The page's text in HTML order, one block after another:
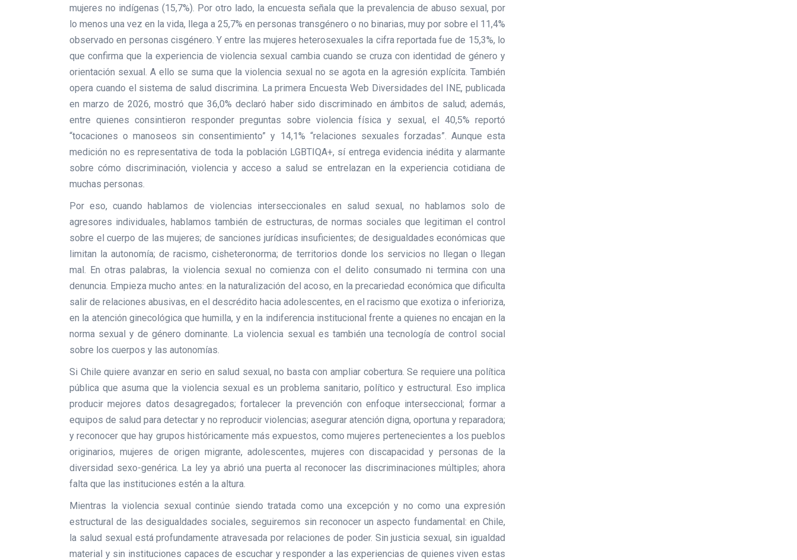
mujeres no indígenas (15,7%). Por otro lado, la encuesta señala que la prevalencia de abuso sexual, por
lo menos una vez en la vida, llega a 25,7% en personas transgénero o no binarias, muy por sobre el 11,4%
observado en personas cisgénero. Y entre las mujeres heterosexuales la cifra reportada fue de 15,3%, lo
que confirma que la experiencia de violencia sexual cambia cuando se cruza con identidad de género y
orientación sexual. A ello se suma que la violencia sexual no se agota en la agresión explícita. También
opera cuando el sistema de salud discrimina. La primera Encuesta Web Diversidades del INE, publicada
en marzo de 2026, mostró que 36,0% declaró haber sido discriminado en ámbitos de salud; además,
entre quienes consintieron responder preguntas sobre violencia física y sexual, el 40,5% reportó
“tocaciones o manoseos sin consentimiento” y 14,1% “relaciones sexuales forzadas”. Aunque esta
medición no es representativa de toda la población LGBTIQA+, sí entrega evidencia inédita y alarmante
sobre cómo discriminación, violencia y acceso a salud se entrelazan en la experiencia cotidiana de
muchas personas.
Por eso, cuando hablamos de violencias interseccionales en salud sexual, no hablamos solo de
agresores individuales, hablamos también de estructuras, de normas sociales que legitiman el control
sobre el cuerpo de las mujeres; de sanciones jurídicas insuficientes; de desigualdades económicas que
limitan la autonomía; de racismo, cisheteronorma; de territorios donde los servicios no llegan o llegan
mal. En otras palabras, la violencia sexual no comienza con el delito consumado ni termina con una
denuncia. Empieza mucho antes: en la naturalización del acoso, en la precariedad económica que dificulta
salir de relaciones abusivas, en el descrédito hacia adolescentes, en el racismo que exotiza o inferioriza,
en la atención ginecológica que humilla, y en la indiferencia institucional frente a quienes no encajan en la
norma sexual y de género dominante. La violencia sexual es también una tecnología de control social
sobre los cuerpos y las autonomías.
Si Chile quiere avanzar en serio en salud sexual, no basta con ampliar cobertura. Se requiere una política
pública que asuma que la violencia sexual es un problema sanitario, político y estructural. Eso implica
producir mejores datos desagregados; fortalecer la prevención con enfoque interseccional; formar a
equipos de salud para detectar y no reproducir violencias; asegurar atención digna, oportuna y reparadora;
y reconocer que hay grupos históricamente más expuestos, como mujeres pertenecientes a los pueblos
originarios, mujeres de origen migrante, adolescentes, mujeres con discapacidad y personas de la
diversidad sexo-genérica. La ley ya abrió una puerta al reconocer las discriminaciones múltiples; ahora
falta que las instituciones estén a la altura.
Mientras la violencia sexual continúe siendo tratada como una excepción y no como una expresión
estructural de las desigualdades sociales, seguiremos sin reconocer un aspecto fundamental: en Chile,
la salud sexual está profundamente atravesada por relaciones de poder. Sin justicia sexual, sin igualdad
material y sin instituciones capaces de escuchar y responder a las experiencias de quienes viven estas